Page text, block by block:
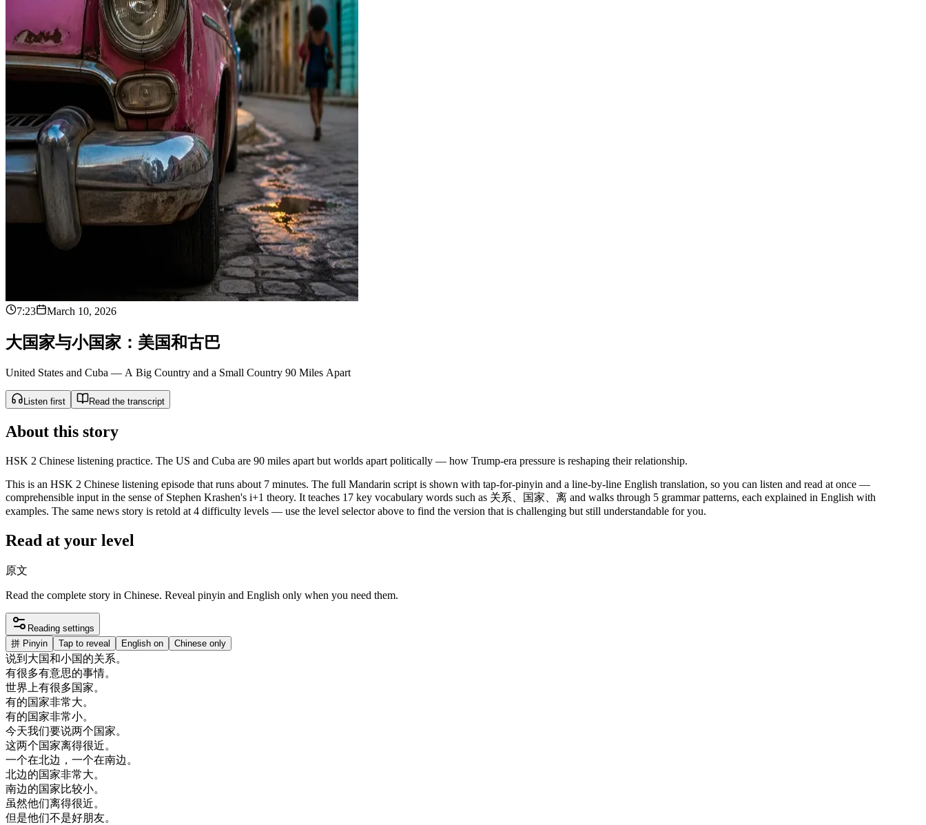
7:23 March 10, 2026
大国家与小国家 ： 美国和古巴
United States and Cuba — A Big Country and a Small Country 90 Miles Apart
Listen first Read the transcript
About this story
HSK 2 Chinese listening practice. The US and Cuba are 90 miles apart but worlds apart politically — how Trump-era pressure is reshaping their relationship.
This is an HSK 2 Chinese listening episode that runs about 7 minutes. The full Mandarin script is shown with tap-for-pinyin and a line-by-line English translation, so you can listen and read at once —
comprehensible input in the sense of Stephen Krashen's i+1 theory. It teaches 17 key vocabulary words such as 关系、国家、离 and walks through 5 grammar patterns, each explained in English with
examples. The same news story is retold at 4 difficulty levels — use the level selector above to find the version that is challenging but still understandable for you.
Read at your level
原文
Read the complete story in Chinese. Reveal pinyin and English only when you need them.
Reading settings
拼 Pinyin Tap to reveal English on Chinese only
说到 大国和小国的关系。
有很多有意思的事情。
世界上有很多国家。
有的国家非常大。
有的国家非常小。
今天我们要说两个国家。
这两个国家离得很近。
一个在北边 ， 一个在南边 。
北边的国家非常大。
南边的国家比较小。
虽然他们离得很近。
但是他们不是好朋友。